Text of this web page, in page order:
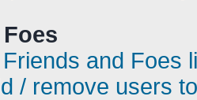
and Foes
/ remove users